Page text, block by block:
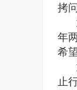
拷
年
希
止